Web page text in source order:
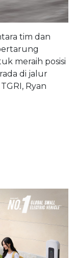
tim dan
meraih posisi
di jalur
Ryan